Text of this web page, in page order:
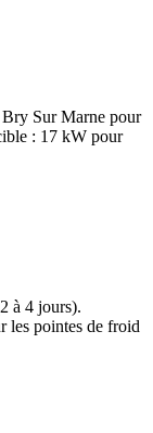
Sur Marne pour
: 17 kW pour
à 4 jours).
les pointes de froid